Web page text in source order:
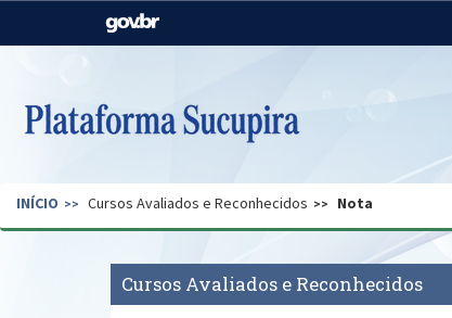
Casa Civil
Pecuária e Abastecimento
Secretaria de Governo Gabinete de Segurança
INÍCIO Cursos Avaliados e Reconhecidos Nota
Cursos Avaliados e Reconhecidos